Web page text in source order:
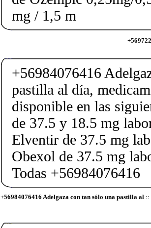
mg / 1,5 m
+56984076416
pastilla al día,
disponible en las
de 37.5 y 18.5 mg
Elventir de 37.5 mg
Obexol de 37.5 mg
Todas +56984076416
+56984076416 Adelgaza con tan sólo una pastilla al ::